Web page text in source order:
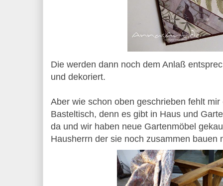
Die werden dann noch dem Anlaß
und dekoriert.
Aber wie schon oben geschrieben fehlt
Basteltisch, denn es gibt in Haus und
da und wir haben neue Gartenmöbel
Hausherrn der sie noch zusammen bauen